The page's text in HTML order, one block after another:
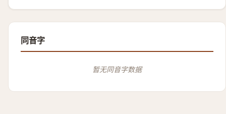
同音字
暂无同音字数据